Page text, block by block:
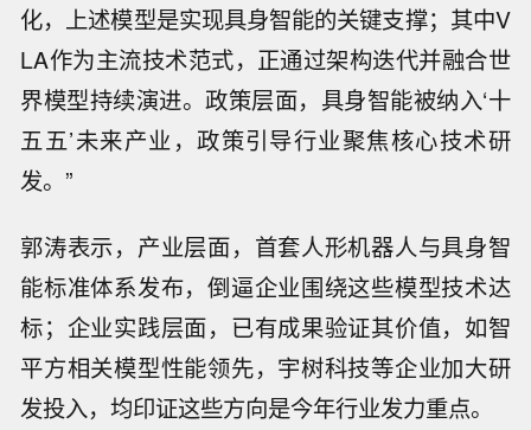
化，上述模型是实现具身智能的关键支撑；其中V
LA作为主流技术范式，正通过架构迭代并融合世
界模型持续演进。政策层面，具身智能被纳入‘十
五五’未来产业，政策引导行业聚焦核心技术研
发。”
郭涛表示，产业层面，首套人形机器人与具身智
能标准体系发布，倒逼企业围绕这些模型技术达
标；企业实践层面，已有成果验证其价值，如智
平方相关模型性能领先，宇树科技等企业加大研
发投入，均印证这些方向是今年行业发力重点。